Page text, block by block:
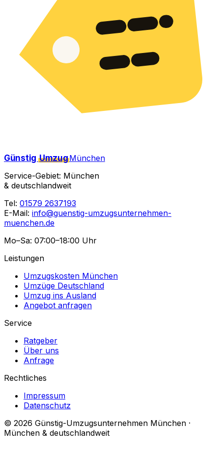
Günstig UmzugMünchen
Service-Gebiet: München
& deutschlandweit
Tel: 01579 2637193
E-Mail: info@guenstig-umzugsunternehmen-
muenchen.de
Mo–Sa: 07:00–18:00 Uhr
Leistungen
Umzugskosten München
Umzüge Deutschland
Umzug ins Ausland
Angebot anfragen
Service
Ratgeber
Über uns
Anfrage
Rechtliches
Impressum
Datenschutz
© 2026 Günstig-Umzugsunternehmen München ·
München & deutschlandweit